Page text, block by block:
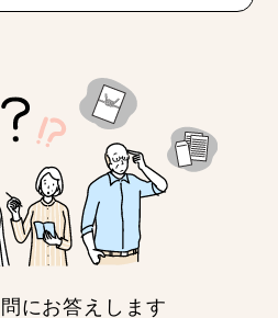
にお答えします